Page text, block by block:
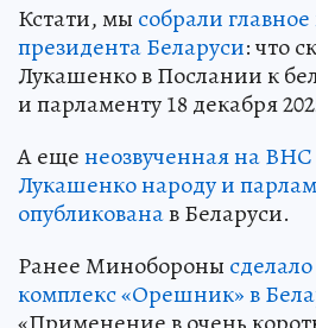
Кстати, мы собрали
президента Беларуси: что
Лукашенко в Послании к
и парламенту 18 декабря
А ещенеозвученная на
Лукашенко народу и
опубликованав Беларуси.
Ранее Минобороны
комплекс «Орешник» в